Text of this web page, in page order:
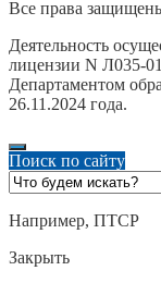
Все права
Деятельность
лицензии N Л035-
Департаментом
26.11.2024 года.
Поиск по сайту
Например, ПТСР
Закрыть